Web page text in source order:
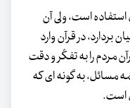
استفاده است، ولی آن
بردارد، در قرآن وارد
مردم را به تفکّر و دقت
مسائل، به گونه ای که
است.